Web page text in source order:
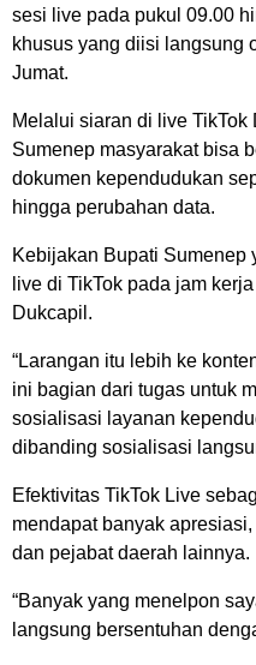
sesi live pada pukul 09.00
khusus yang diisi langsung
Jumat.
Melalui siaran di live
Sumenep masyarakat bisa
dokumen kependudukan
hingga perubahan data.
Kebijakan Bupati Sumenep
live di TikTok pada jam
Dukcapil.
“Larangan itu lebih ke
ini bagian dari tugas untuk
sosialisasi layanan
dibanding sosialisasi
Efektivitas TikTok Live
mendapat banyak
dan pejabat daerah lainnya.
“Banyak yang menelpon
langsung bersentuhan